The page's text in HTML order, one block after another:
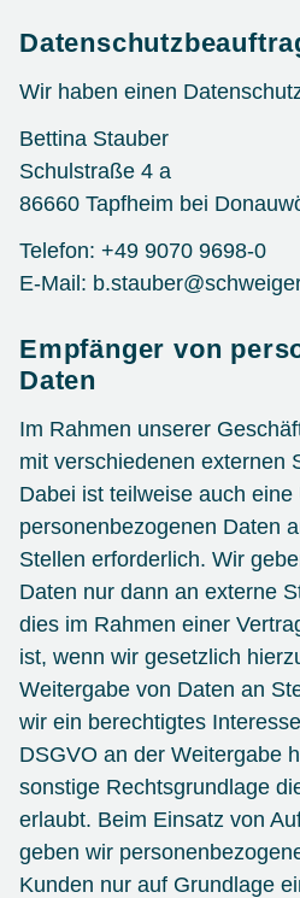
Wir haben einen
Bettina Stauber
Schulstraße 4 a
86660 Tapfheim bei
Telefon: +49 9070 9698-0
E-Mail:
Empfänger von
Daten
Im Rahmen unserer
mit verschiedenen externen
Dabei ist teilweise auch
personenbezogenen Daten
Stellen erforderlich. Wir
Daten nur dann an externe
dies im Rahmen einer
ist, wenn wir gesetzlich
Weitergabe von Daten an
wir ein berechtigtes
DSGVO an der Weitergabe
sonstige Rechtsgrundlage
erlaubt. Beim Einsatz von
geben wir
Kunden nur auf Grundlage